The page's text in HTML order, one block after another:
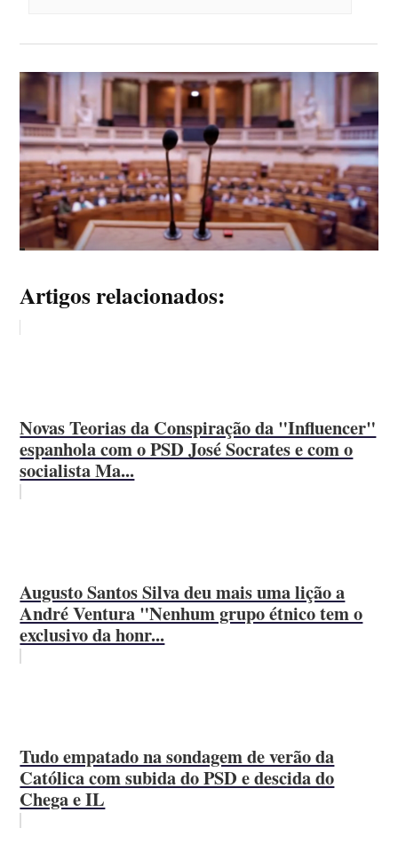
Artigos relacionados:
Novas Teorias da Conspiração da "Influencer"
espanhola com o PSD José Socrates e com o
socialista Ma...
Augusto Santos Silva deu mais uma lição a
André Ventura "Nenhum grupo étnico tem o
exclusivo da honr...
Tudo empatado na sondagem de verão da
Católica com subida do PSD e descida do
Chega e IL